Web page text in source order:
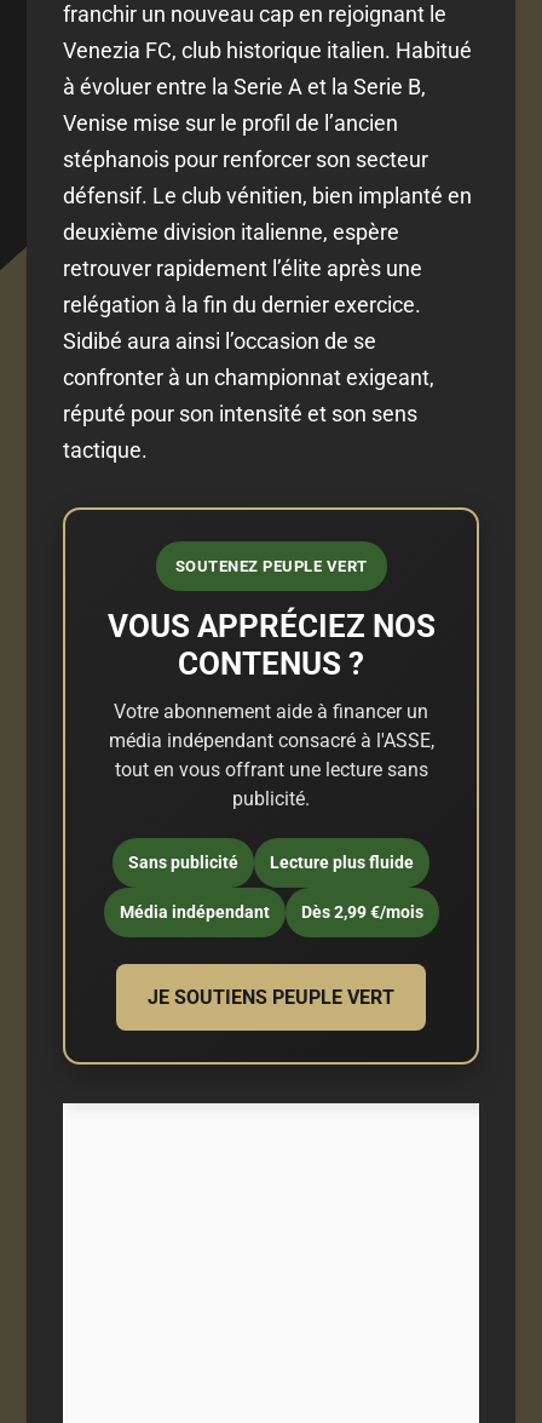
franchir un nouveau cap en rejoignant le
Venezia FC, club historique italien. Habitué
à évoluer entre la Serie A et la Serie B,
Venise mise sur le profil de l’ancien
stéphanois pour renforcer son secteur
défensif. Le club vénitien, bien implanté en
deuxième division italienne, espère
retrouver rapidement l’élite après une
relégation à la fin du dernier exercice.
Sidibé aura ainsi l’occasion de se
confronter à un championnat exigeant,
réputé pour son intensité et son sens
tactique.
SOUTENEZ PEUPLE VERT
VOUS APPRÉCIEZ NOS
CONTENUS ?
Votre abonnement aide à financer un
média indépendant consacré à l'ASSE,
tout en vous offrant une lecture sans
publicité.
Sans publicité Lecture plus fluide
Média indépendant Dès 2,99 €/mois
JE SOUTIENS PEUPLE VERT